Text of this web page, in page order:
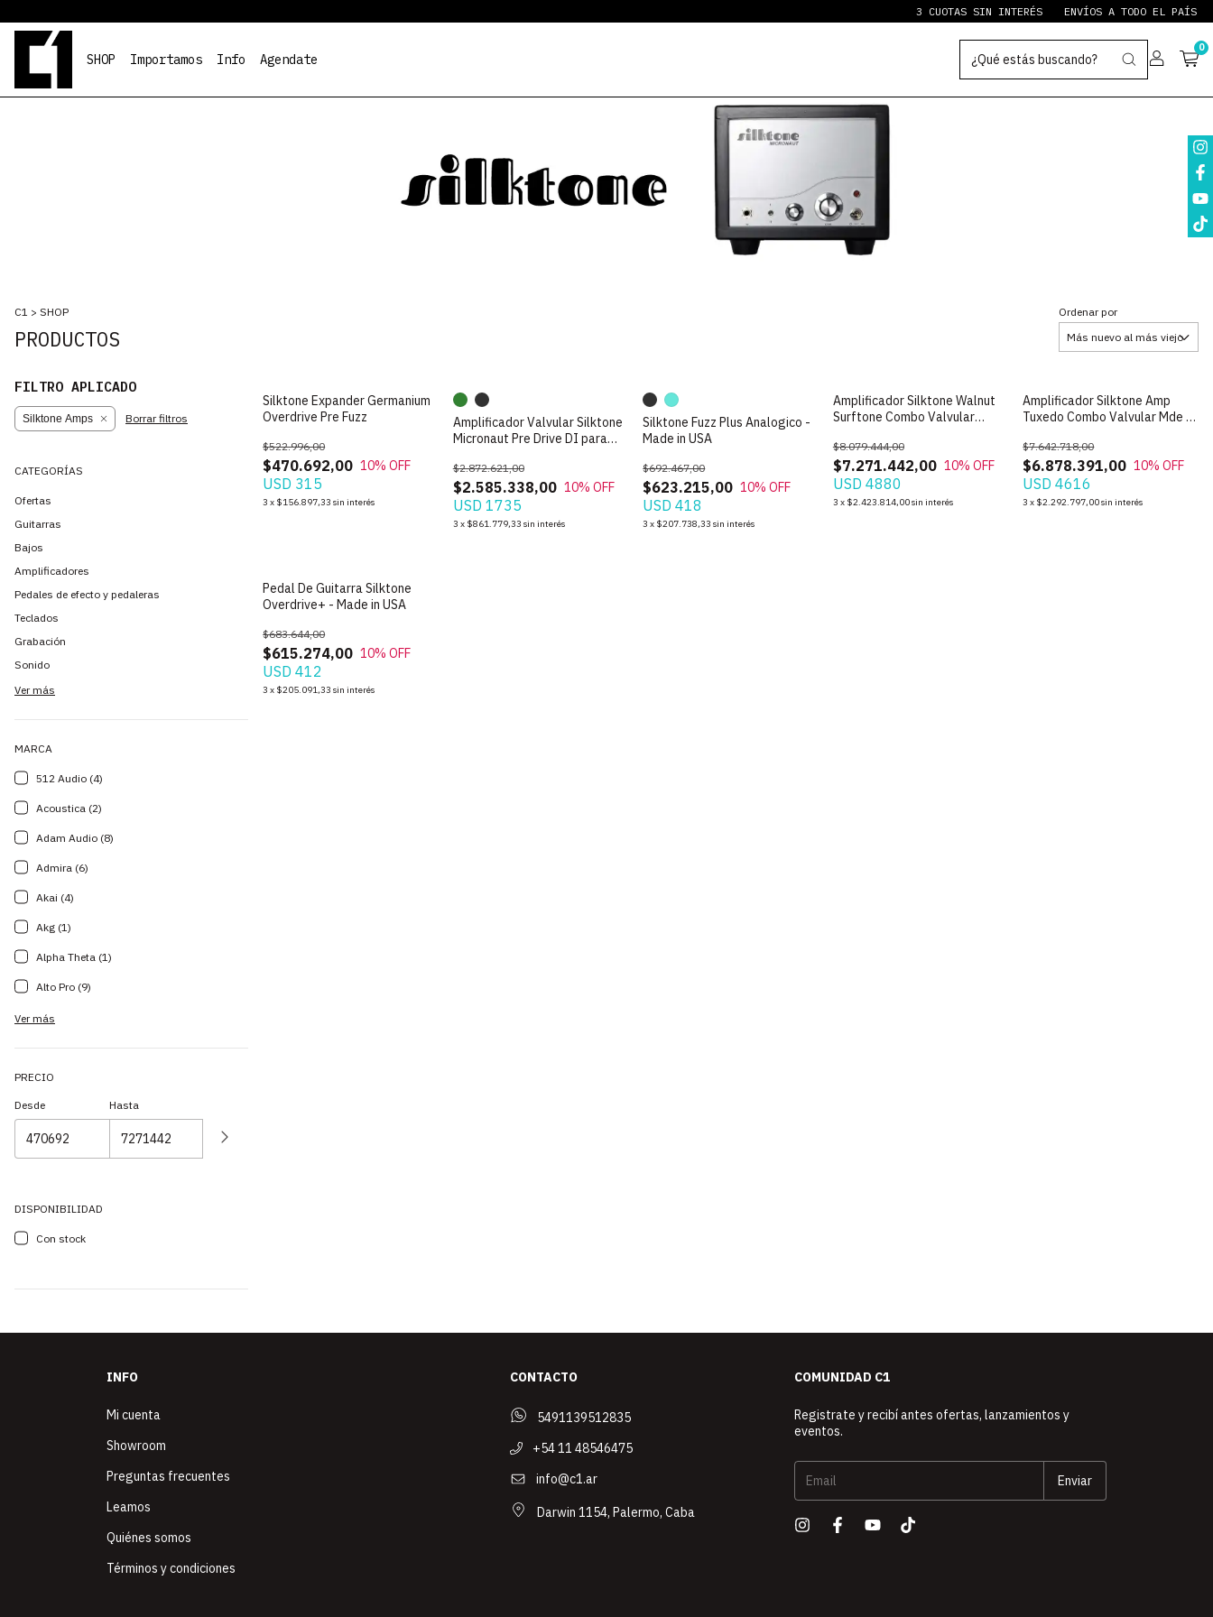
3 CUOTAS SIN INTERÉS ENVÍOS A TODO EL PAÍS
SHOP Importamos Info Agendate
0
C1 > SHOP
PRODUCTOS
Ordenar por
FILTRO APLICADO
Silktone Amps Borrar filtros
CATEGORÍAS
Ofertas
Guitarras
Bajos
Amplificadores
Pedales de efecto y pedaleras
Teclados
Grabación
Sonido
Ver más
MARCA
512 Audio (4)
Acoustica (2)
Adam Audio (8)
Admira (6)
Akai (4)
Akg (1)
Alpha Theta (1)
Alto Pro (9)
Ver más
PRECIO
Desde Hasta
DISPONIBILIDAD
Con stock
Silktone Expander Germanium
Overdrive Pre Fuzz
$470.692,00
$522.996,00
10% OFF
USD 315
3 x $156.897,33 sin interés
Amplificador Valvular Silktone
Micronaut Pre Drive DI para
$2.585.338,00
$2.872.621,00
10% OFF
USD 1735
3 x $861.779,33 sin interés
Silktone Fuzz Plus Analogico -
Made in USA
$623.215,00
$692.467,00
10% OFF
USD 418
3 x $207.738,33 sin interés
Amplificador Silktone Walnut
Surftone Combo Valvular
$7.271.442,00
$8.079.444,00
10% OFF
USD 4880
3 x $2.423.814,00sin interés
Amplificador Silktone Amp
Tuxedo Combo Valvular Mde in
$6.878.391,00
$7.642.718,00
10% OFF
USD 4616
3 x $2.292.797,00sin interés
Pedal De Guitarra Silktone
Overdrive+ - Made in USA
$615.274,00
$683.644,00
10% OFF
USD 412
3 x $205.091,33 sin interés
INFO
Mi cuenta
Showroom
Preguntas frecuentes
Leamos
Quiénes somos
Términos y condiciones
CONTACTO
5491139512835
+54 11 48546475
info@c1.ar
Darwin 1154, Palermo, Caba
COMUNIDAD C1
Registrate y recibí antes ofertas, lanzamientos y
eventos.